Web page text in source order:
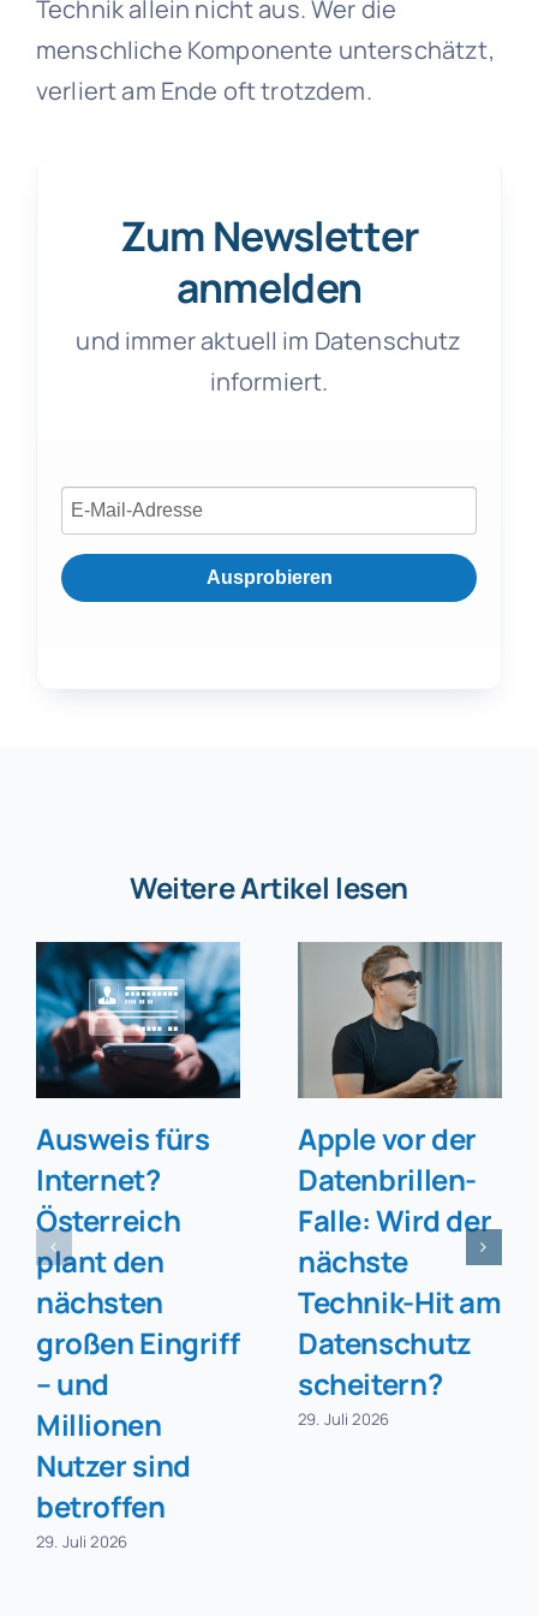
Technik allein nicht aus. Wer die
menschliche Komponente unterschätzt,
verliert am Ende oft trotzdem.
Zum Newsletter
anmelden
und immer aktuell im Datenschutz
informiert.
Ausprobieren
Weitere Artikel lesen
Ausweis fürs
Internet?
Österreich
plant den
nächsten
großen Eingriff
– und
Millionen
Nutzer sind
betroffen
29. Juli 2026
Apple vor der
Datenbrillen-
Falle: Wird der
nächste
Technik-Hit am
Datenschutz
scheitern?
29. Juli 2026